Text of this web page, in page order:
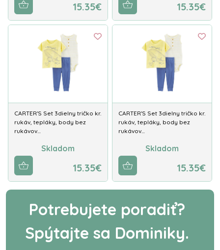
15.35€ 15.35€
CARTER'S Set 3dielny tričko kr.
rukáv, tepláky, body bez
rukávov…
Skladom
15.35€
CARTER'S Set 3dielny tričko kr.
rukáv, tepláky, body bez
rukávov…
Skladom
15.35€
Potrebujete poradiť?
Spýtajte sa Dominiky.